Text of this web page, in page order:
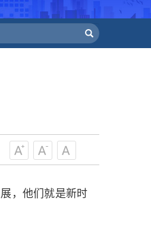
作者桥梁
创新驱动
和政府科
动构建人
服务、为
务、为党
基层，团
，他们就是新时